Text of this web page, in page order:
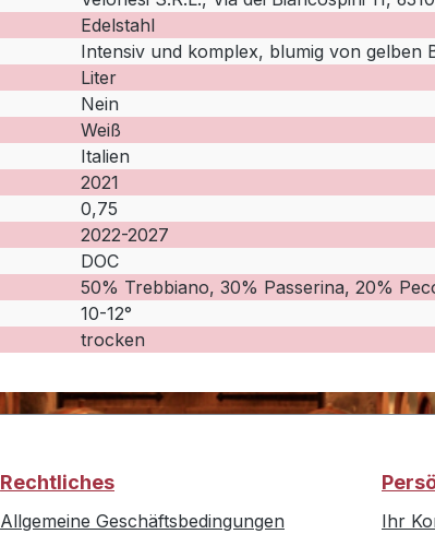
Edelstahl
Intensiv und komplex, blumig von
Liter
Nein
Weiß
Italien
2021
0,75
2022-2027
DOC
50% Trebbiano, 30% Passerina, 20%
10-12°
trocken
Rechtliches
Allgemeine Geschäftsbedingungen
Ihr